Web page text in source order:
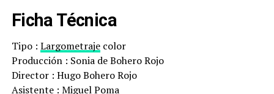
Ficha Técnica
Tipo : Largometrajecolor
Producción : Sonia de Bohero Rojo
Director : Hugo Bohero Rojo
Asistente : Miguel Poma